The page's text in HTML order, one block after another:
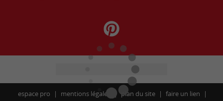
espace pro mentions légales plan du site faire un lien